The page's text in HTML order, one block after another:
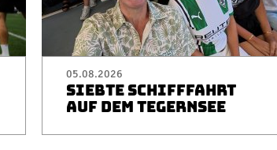
05.08.2026
SIEBTE SCHIFFFAHRT
AUF DEM TEGERNSEE